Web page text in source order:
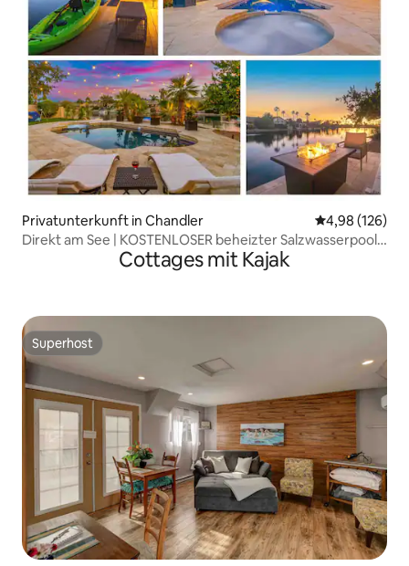
Privatunterkunft in Chandler
4,98 (126)
Direkt am See | KOSTENLOSER beheizter Salzwasserpool |
Cottages mit Kajak
Superhost
Superhost